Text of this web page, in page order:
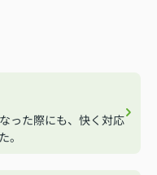
った際にも、快く対応
。